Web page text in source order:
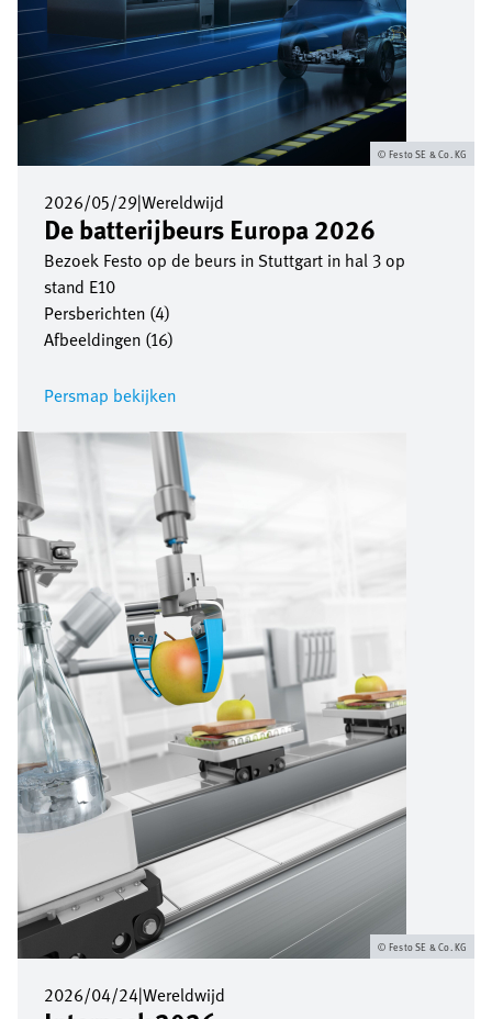
2026/05/29|Wereldwijd
De batterijbeurs Europa 2026
Bezoek Festo op de beurs in Stuttgart in hal 3 op
stand E10
Persberichten (4)
Afbeeldingen (16)
Persmap bekijken
Festo SE & Co. KG
2026/04/24|Wereldwijd
Afbeelding
Festo SE & Co. KG